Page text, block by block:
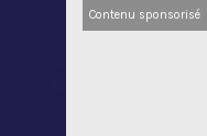
Contenu sponsorisé